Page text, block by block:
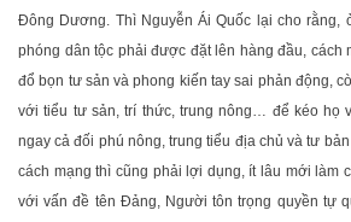
Đông Dương. Thì Nguyễn Ái Quốc lại cho rằng,
phóng dân tộc phải được đặt lên hàng đầu, cách
đổ bọn tư sản và phong kiến tay sai phản động,
với tiểu tư sản, trí thức, trung nông… để kéo họ
ngay cả đối phú nông, trung tiểu địa chủ và tư
cách mạng thì cũng phải lợi dụng, ít lâu mới làm
với vấn đề tên Đảng, Người tôn trọng quyền tự